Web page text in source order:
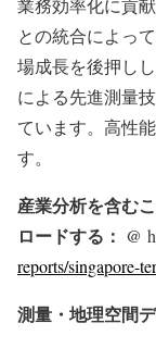
業務効率化に貢
との統合によっ
場成長を後押し
による先進測量
ています。高性
す。
産業分析を含む
ロードする： @ h
reports/singapore-
測量・地理空間